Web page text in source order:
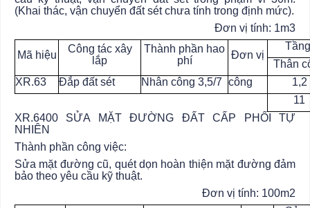
(Khai thác, vận chuyển đất sét chưa tính trong định mức).
Đơn vị tính: 1m3
Mã hiệu
Công tác xây
lắp
Thành phần hao
phí
Đơn vị
Thân
XR.63
Đắp đất sét Nhân công 3,5/7 công
1,2
11
XR.6400 SỬA MẶT ĐƯỜNG ĐẤT CẤP PHỐI TỰ
NHIÊN
Thành phần công việc:
Sửa mặt đường cũ, quét dọn hoàn thiện mặt đường đảm
bảo theo yêu cầu kỹ thuật.
Đơn vị tính: 100m2